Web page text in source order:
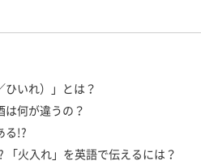
ひいれ）」とは？
は何が違うの？
る!?
「火入れ」を英語で伝えるには？